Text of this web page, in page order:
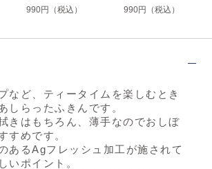
990円（税込）
990円（税込）
など、ティータイムを楽しむとき
しらったふきんです。
きはもちろん、薄手なのでおしぼ
すめです。
あるAgフレッシュ加工が施されて
いポイント。